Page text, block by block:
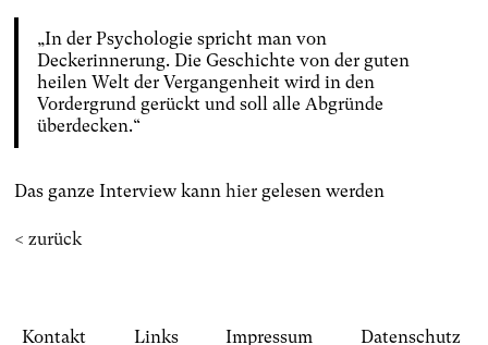
„In der Psychologie spricht man von
Deckerinnerung. Die Geschichte von der guten
heilen Welt der Vergangenheit wird in den
Vordergrund gerückt und soll alle Abgründe
überdecken.“
Das ganze Interview kann hier gelesen werden
< zurück
Kontakt Links Impressum Datenschutz